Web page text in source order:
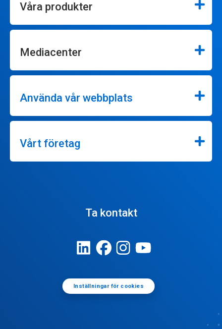
Våra produkter
Mediacenter
Använda vår webbplats
Vårt företag
Ta kontakt
Inställningar för cookies